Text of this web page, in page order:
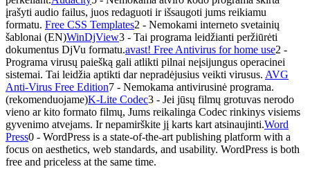
įrašyti audio failus, juos redaguoti ir išsaugoti jums reikiamu
formatu. Free CSS Templates2 - Nemokami interneto svetainių
šablonai (EN)WinDjView3 - Tai programa leidžianti peržiūrėti
dokumentus DjVu formatu.avast! Free Antivirus for home use2 -
Programa virusų paiešką gali atlikti pilnai neįsijungus operacinei
sistemai. Tai leidžia aptikti dar nepradėjusius veikti virusus. AVG
Anti-Virus Free Edition7 - Nemokama antivirusinė programa.
(rekomenduojame)K-Lite Codec3 - Jei jūsų filmų grotuvas nerodo
vieno ar kito formato filmų, Jums reikalinga Codec rinkinys visiems
gyvenimo atvejams. Ir nepamirškite jį karts kart atsinaujinti.Word
Press0 - WordPress is a state-of-the-art publishing platform with a
focus on aesthetics, web standards, and usability. WordPress is both
free and priceless at the same time.